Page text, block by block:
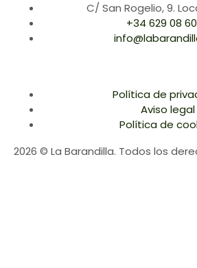
C/ San Rogelio, 9.
+34 629 08 60
2026 © La Barandilla. Todos los
Política de
Aviso legal
Política de